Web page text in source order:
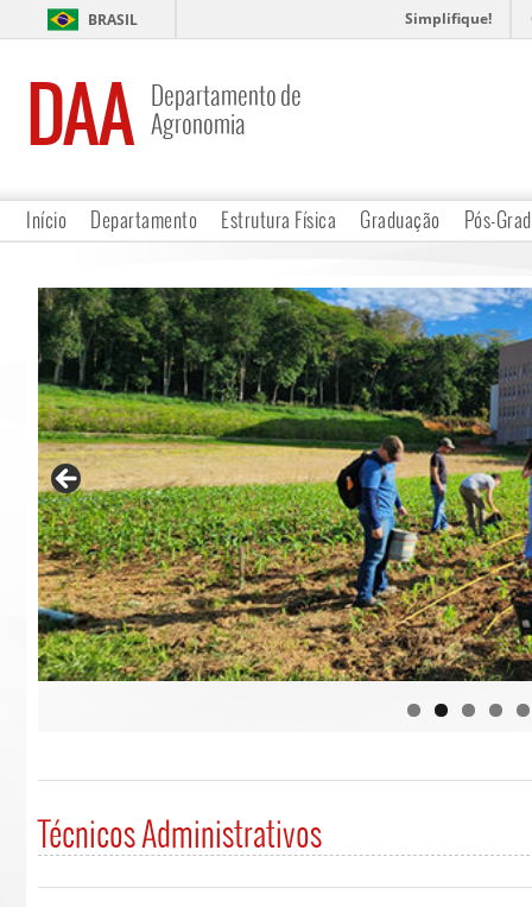
BRASIL Simplifique!
DAA Departamento de
Agronomia
Início Departamento Estrutura Física Graduação Pós-
Técnicos Administrativos